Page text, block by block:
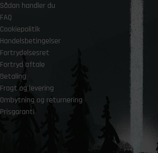
Sådan handler du
FAQ
Cookiepolitik
Handelsbetingelser
Fortrydelsesret
Fortryd aftale
Betaling
Fragt og levering
Ombytning og returnering
Prisgaranti